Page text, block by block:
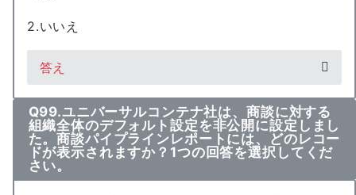
2.いいえ
答え
Q99.ユニバーサルコンテナ社は、商談に対する
組織全体のデフォルト設定を非公開に設定しまし
た。商談パイプラインレポートには、どのレコー
ドが表示されますか？1つの回答を選択してくだ
さい。